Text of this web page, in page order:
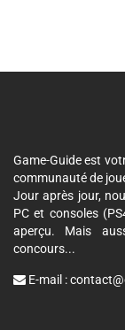
Game-Guide est
communauté de
Jour après jour,
PC et consoles
aperçu. Mais
concours...
E-mail :